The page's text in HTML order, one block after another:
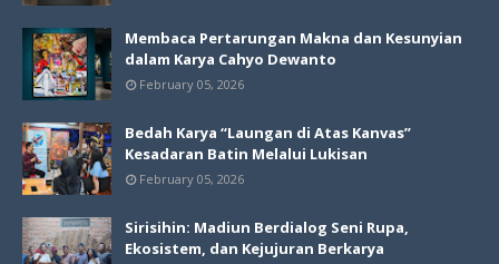
Membaca Pertarungan Makna dan Kesunyian
dalam Karya Cahyo Dewanto
February 05, 2026
Bedah Karya “Laungan di Atas Kanvas”
Kesadaran Batin Melalui Lukisan
February 05, 2026
Sirisihin: Madiun Berdialog Seni Rupa,
Ekosistem, dan Kejujuran Berkarya